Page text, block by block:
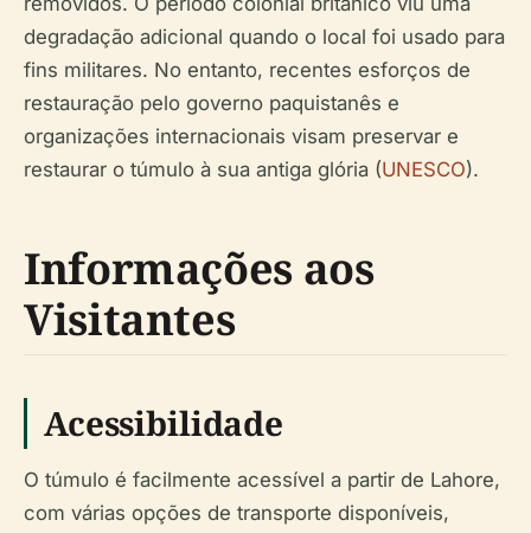
degradação adicional quando o local foi usado para
fins militares. No entanto, recentes esforços de
restauração pelo governo paquistanês e
organizações internacionais visam preservar e
restaurar o túmulo à sua antiga glória (UNESCO).
Informações aos
Visitantes
Acessibilidade
O túmulo é facilmente acessível a partir de Lahore,
com várias opções de transporte disponíveis,